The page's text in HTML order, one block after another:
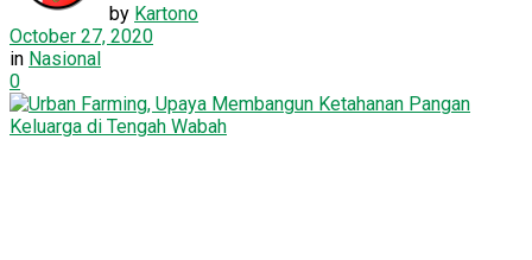
by Kartono
October 27, 2020
in Nasional
0